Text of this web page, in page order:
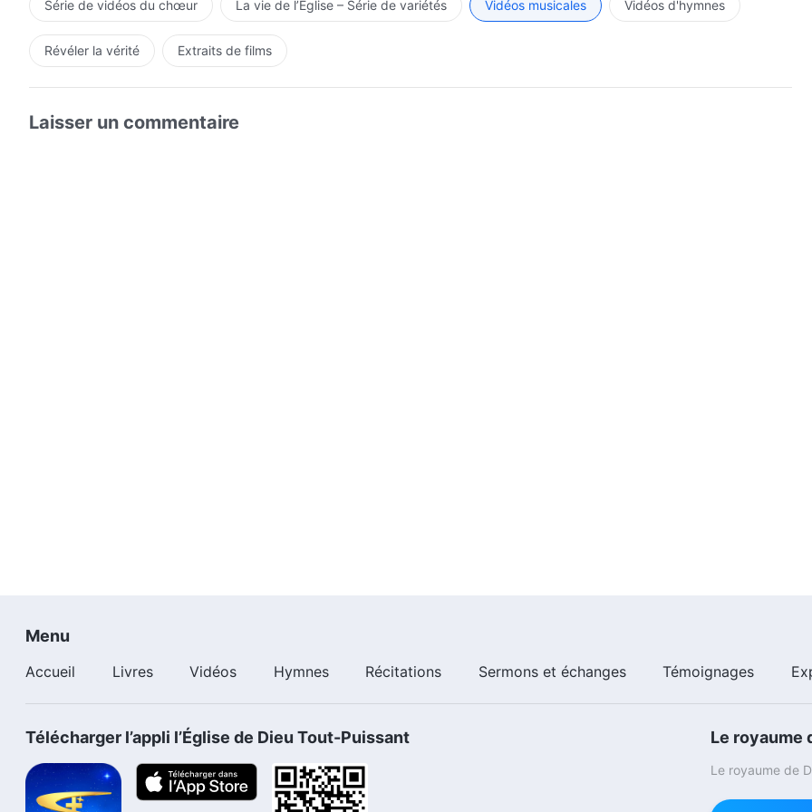
Série de vidéos du chœur La vie de l’Église – Série de variétés Vidéos musicales Vidéos d'hymnes
Révéler la vérité Extraits de films
Laisser un commentaire
Menu
Accueil Livres Vidéos Hymnes Récitations Sermons et échanges Témoignages
Télécharger l’appli l’Église de Dieu Tout-Puissant Le royaume
Le royaume de